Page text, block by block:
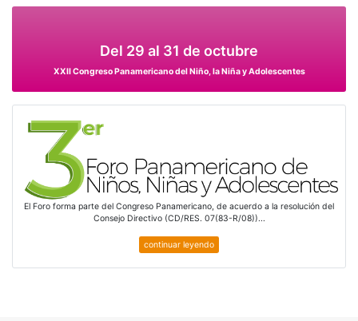
Del 29 al 31 de octubre
XXII Congreso Panamericano del Niño, la Niña y Adolescentes
El Foro forma parte del Congreso Panamericano, de acuerdo a la resolución del
Consejo Directivo (CD/RES. 07(83-R/08))...
continuar leyendo